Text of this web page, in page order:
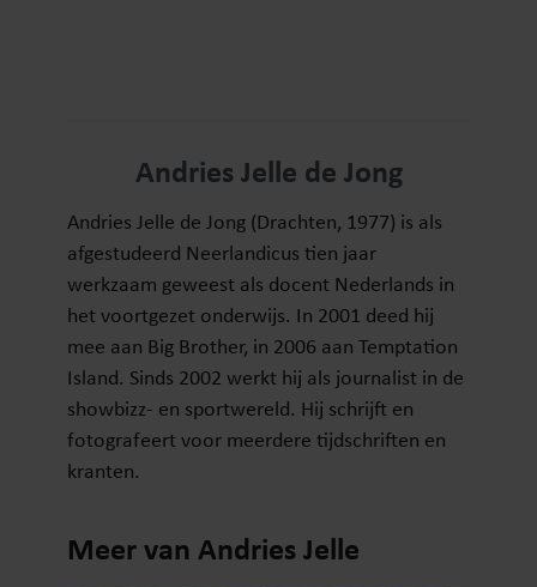
Andries Jelle de Jong
Andries Jelle de Jong (Drachten, 1977) is als
afgestudeerd Neerlandicus tien jaar
werkzaam geweest als docent Nederlands in
het voortgezet onderwijs. In 2001 deed hij
mee aan Big Brother, in 2006 aan Temptation
Island. Sinds 2002 werkt hij als journalist in de
showbizz- en sportwereld. Hij schrijft en
fotografeert voor meerdere tijdschriften en
kranten.
Meer van Andries Jelle